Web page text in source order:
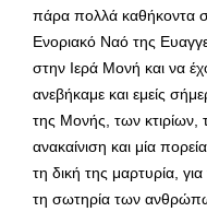
πάρα πολλά καθήκοντα
Ενοριακό Ναό της
στην Ιερά Μονή και να
ανεβήκαμε και εμείς
της Μονής, των κτιρίων,
ανακαίνιση και μία
τη δική της μαρτυρία,
τη σωτηρία των